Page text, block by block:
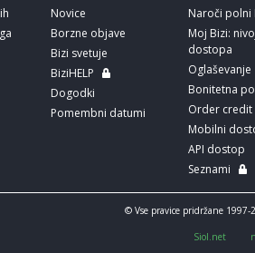
Novice
Borzne objave
Bizi svetuje
BiziHELP
Dogodki
Pomembni datumi
Naroči polni
Moj Bizi:
dostopa
Oglaševanje
Bonitetna
Order
Mobilni
API dostop
Seznami
© Vse pravice pridržane 1997-
Siol.net